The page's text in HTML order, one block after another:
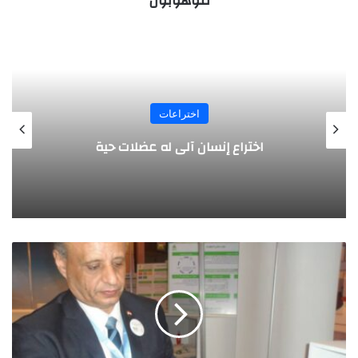
اختراعات
مسدس يتعرف على هوية صاحبه
ا
س
خ
ا
م